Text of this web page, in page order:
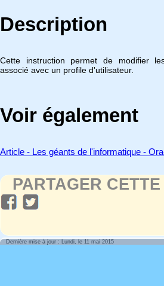
Description
Cette instruction permet de modifier
associé avec un profile d'utilisateur.
Voir également
Article - Les géants de l'informatique -
PARTAGER
Dernière mise à jour : Lundi, le 11 mai 2015